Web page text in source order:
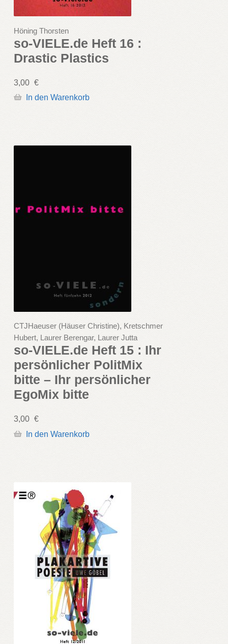
Höning Thorsten
so-VIELE.de Heft 16 :
Drastic Plastics
3,00 €
In den Warenkorb
CTJHaeuser (Häuser Christine), Kretschmer
Hubert, Laurer Berengar, Laurer Jutta
so-VIELE.de Heft 15 : Ihr
persönlicher PolitMix
bitte – Ihr persönlicher
EgoMix bitte
3,00 €
In den Warenkorb